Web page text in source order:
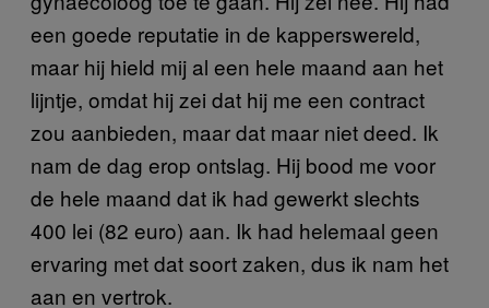
een goede reputatie in de kapperswereld,
maar hij hield mij al een hele maand aan het
lijntje, omdat hij zei dat hij me een contract
zou aanbieden, maar dat maar niet deed. Ik
nam de dag erop ontslag. Hij bood me voor
de hele maand dat ik had gewerkt slechts
400 lei (82 euro) aan. Ik had helemaal geen
ervaring met dat soort zaken, dus ik nam het
aan en vertrok.